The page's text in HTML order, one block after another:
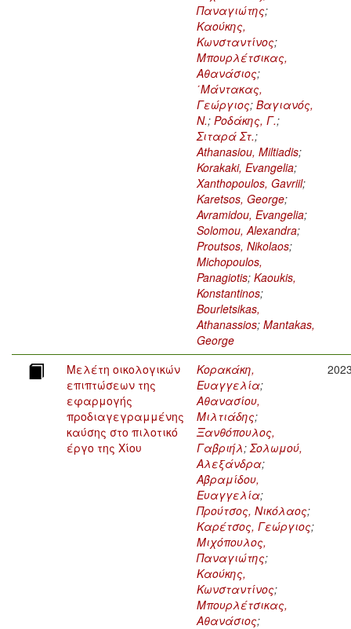
Παναγιώτης;
Καούκης,
Κωνσταντίνος;
Μπουρλέτσικας,
Αθανάσιος;
΄Μάντακας,
Γεώργιος; Βαγιανός,
Ν.; Ροδάκης, Γ.;
Σιταρά Στ.;
Athanasiou, Miltiadis;
Korakaki, Evangelia;
Xanthopoulos, Gavriil;
Karetsos, George;
Avramidou, Evangelia;
Solomou, Alexandra;
Proutsos, Nikolaos;
Michopoulos,
Panagiotis; Kaoukis,
Konstantinos;
Bourletsikas,
Athanassios; Mantakas,
George
Μελέτη οικολογικών
επιπτώσεων της
εφαρμογής
προδιαγεγραμμένης
καύσης στο πιλοτικό
έργο της Χίου
Κορακάκη,
Ευαγγελία;
Αθανασίου,
Μιλτιάδης;
Ξανθόπουλος,
Γαβριήλ;Σολωμού,
Αλεξάνδρα;
Αβραμίδου,
Ευαγγελία;
Προύτσος, Νικόλαος;
Καρέτσος, Γεώργιος;
Μιχόπουλος,
Παναγιώτης;
Καούκης,
Κωνσταντίνος;
Μπουρλέτσικας,
Αθανάσιος;